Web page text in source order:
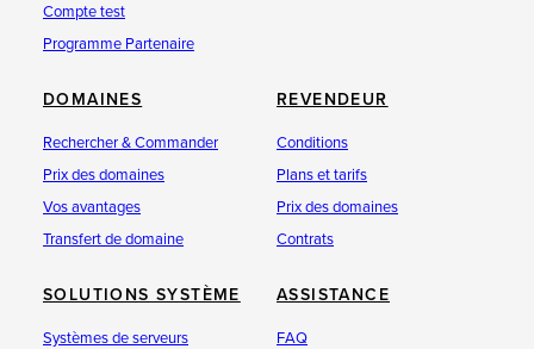
Compte test
Programme Partenaire
DOMAINES
Rechercher & Commander
Prix des domaines
Vos avantages
Transfert de domaine
REVENDEUR
Conditions
Plans et tarifs
Prix des domaines
Contrats
SOLUTIONS SYSTÈME
Systèmes de serveurs
ASSISTANCE
FAQ